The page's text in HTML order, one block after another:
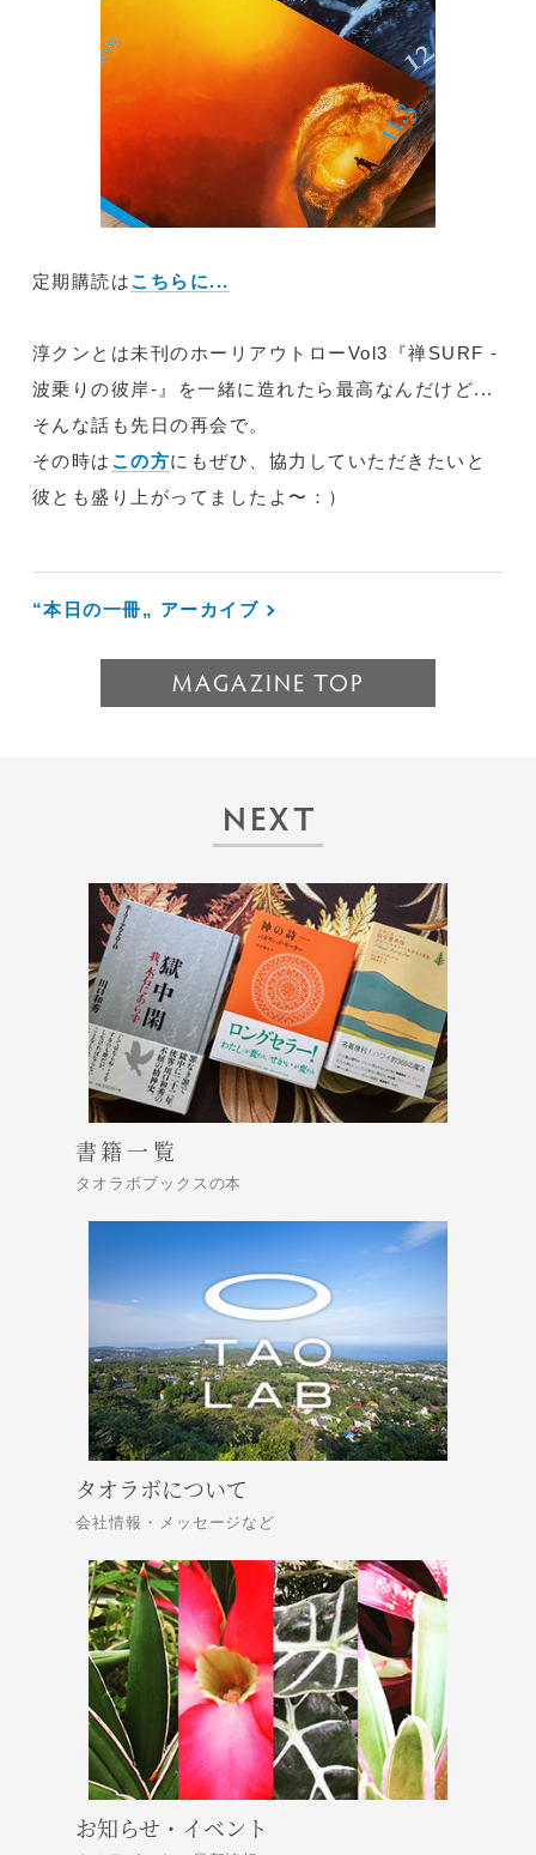
定期購読はこちらに...
淳クンとは未刊のホーリアウトローVol3『禅SURF -
波乗りの彼岸-』を一緒に造れたら最高なんだけど...
そんな話も先日の再会で。
その時は この方にもぜひ、協力していただきたいと
彼とも盛り上がってましたよ〜：）
“本日の一冊„ アーカイブ
MAGAZINE TOP
NEXT
書籍一覧
タオラボブックスの本
タオラボについて
会社情報・メッセージなど
お知らせ・イベント